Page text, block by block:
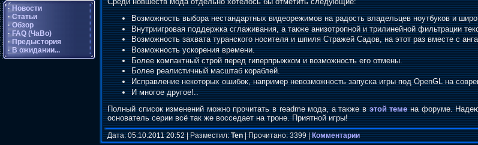
· Новости
· Статьи
· Обзор
· FAQ (ЧаВо)
· Предыстория
· В ожидании...
Возможность выбора нестандартных видеорежимов на радость владельцев ноутбуков и
Внутриигровая поддержка сглаживания, а также анизотропной и трилинейной фильтрации
Возможность захвата туранского носителя и шпиля Стражей Садов, на этот раз вместе с
Возможность ускорения времени.
Более компактный строй перед гиперпрыжком и возможность его отмены.
Более реалистичный масштаб кораблей.
Исправление некоторых ошибок, например невозможность запуска игры под OpenGL на
И многое другое!..
Полный список изменений можно прочитать в readme мода, а также вэтой темена форуме.
основатель серии всё так же восседает на троне. Приятной игры!
Дата: 05.10.2011 20:52 | Разместил:Ten| Прочитано: 3399 |Комментарии